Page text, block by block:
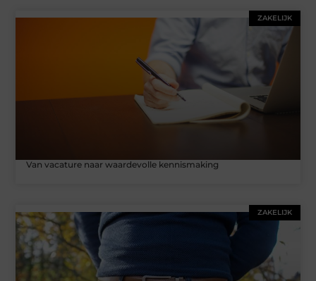
ZAKELIJK
Van vacature naar waardevolle kennismaking
ZAKELIJK